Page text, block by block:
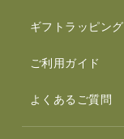
ギフトラッピング
ご利用ガイド
よくあるご質問